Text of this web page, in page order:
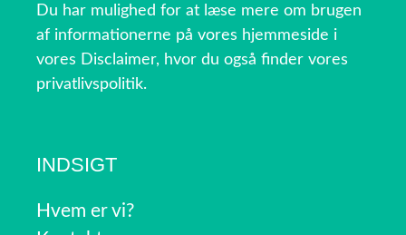
Du har mulighed for at læse mere om brugen
af informationerne på vores hjemmeside i
vores Disclaimer, hvor du også finder vores
privatlivspolitik.
INDSIGT
Hvem er vi?